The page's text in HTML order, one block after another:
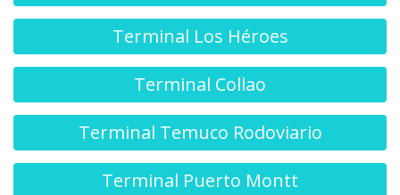
Terminal Los Héroes
Terminal Collao
Terminal Temuco Rodoviario
Terminal Puerto Montt